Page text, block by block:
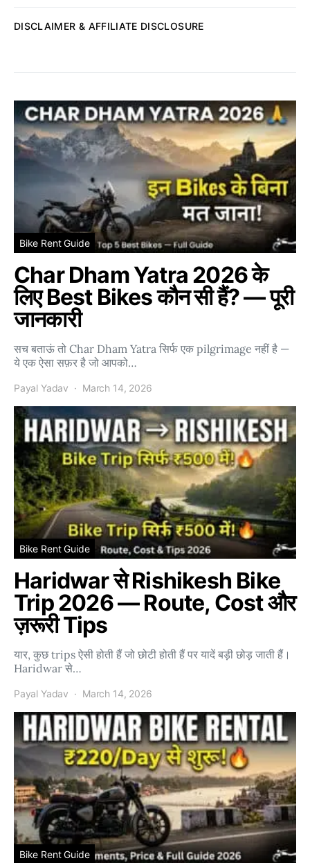
DISCLAIMER & AFFILIATE DISCLOSURE
Bike Rent Guide
Char Dham Yatra 2026 के
लिए Best Bikes कौन सी हैं? — पूरी
जानकारी
सच बताऊं तो Char Dham Yatra सिर्फ एक pilgrimage नहीं है —
ये एक ऐसा सफ़र है जो आपको…
Payal Yadav March 14, 2026
Bike Rent Guide
Haridwar से Rishikesh Bike
Trip 2026 — Route, Cost और
ज़रूरी Tips
यार, कुछ trips ऐसी होती हैं जो छोटी होती हैं पर यादें बड़ी छोड़ जाती हैं।
Haridwar से…
Payal Yadav March 14, 2026
Bike Rent Guide